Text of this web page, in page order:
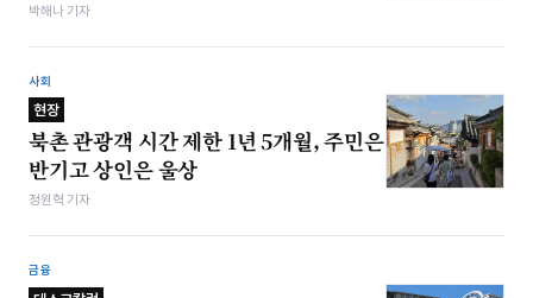
박해나 기자
사회
현장
북촌 관광객 시간 제한 1년 5개월, 주민은
반기고 상인은 울상
정원혁 기자
금융